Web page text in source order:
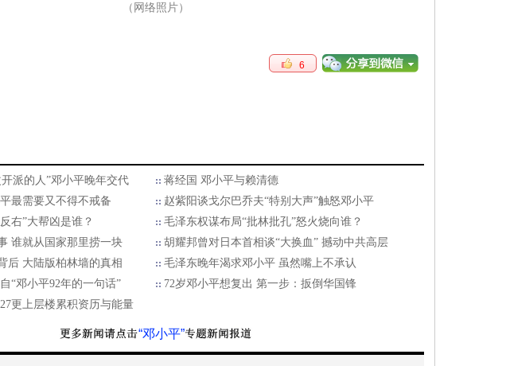
（网络照片）
6
派的人”邓小平晚年交代
蒋经国 邓小平与赖清德
最需要又不得不戒备
赵紫阳谈戈尔巴乔夫“特别大声”触怒邓小平
右”大帮凶是谁？
毛泽东权谋布局“批林批孔”怒火烧向谁？
谁就从国家那里捞一块
胡耀邦曾对日本首相谈“大换血” 撼动中共高层
后 大陆版柏林墙的真相
毛泽东晚年渴求邓小平 虽然嘴上不承认
“邓小平92年的一句话”
72岁邓小平想复出 第一步：扳倒华国锋
更上层楼累积资历与能量
“邓小平”